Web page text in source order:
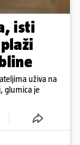
isti
uživa na
glumica je